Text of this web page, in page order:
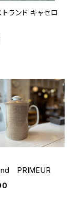
ランド キャセロ
PRIMEUR